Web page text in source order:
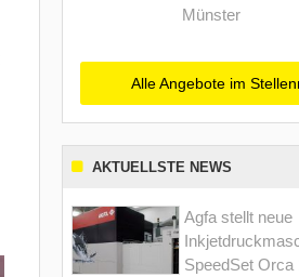
Münster
Alle Angebote im
AKTUELLSTE NEWS
Agfa stellt neue
SpeedSet Orca